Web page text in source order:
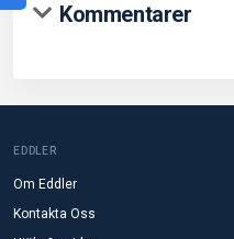
Kommentarer
EDDLER
Om Eddler
Kontakta Oss